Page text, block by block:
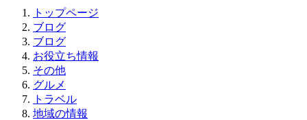
トップページ
ブログ
ブログ
お役立ち情報
その他
グルメ
トラベル
地域の情報